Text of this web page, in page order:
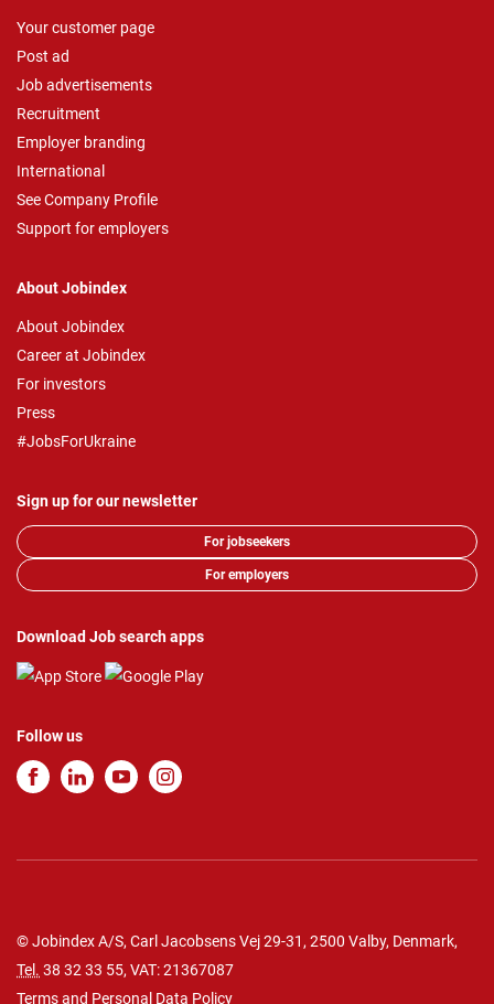
Your customer page
Post ad
Job advertisements
Recruitment
Employer branding
International
See Company Profile
Support for employers
About Jobindex
About Jobindex
Career at Jobindex
For investors
Press
#JobsForUkraine
Sign up for our newsletter
For jobseekers
For employers
Download Job search apps
Follow us
© Jobindex A/S, Carl Jacobsens Vej 29-31, 2500 Valby, Denmark,
Tel. 38 32 33 55, VAT: 21367087
Terms and Personal Data Policy